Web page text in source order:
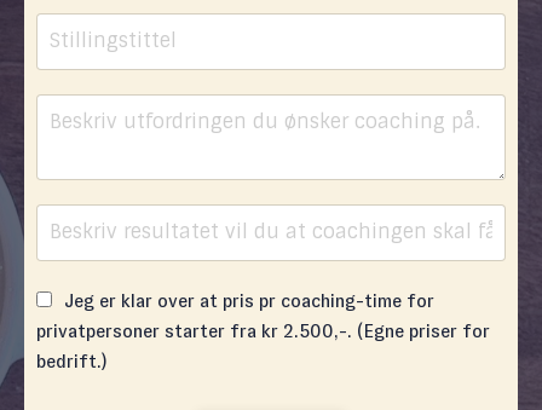
Jeg er klar over at pris pr coaching-time for
privatpersoner starter fra kr 2.500,-. (Egne priser for
bedrift.)